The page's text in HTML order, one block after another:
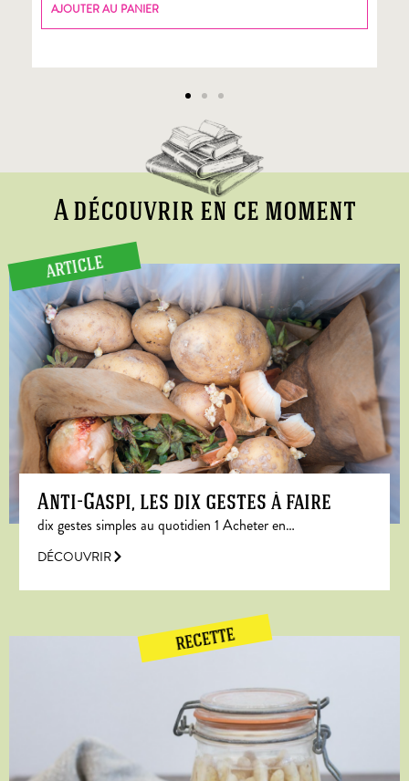
AJOUTER AU PANIER
A découvrir en ce moment
ARTICLE
Anti-Gaspi, les dix gestes à faire
dix gestes simples au quotidien 1 Acheter en…
DÉCOUVRIR
RECETTE